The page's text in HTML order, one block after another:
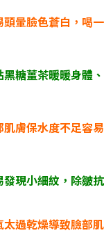
頭暈臉色蒼白，喝
黑糖薑茶暖暖身體
肌膚保水度不足容
發現小細紋，除皺
太過乾燥導致臉部